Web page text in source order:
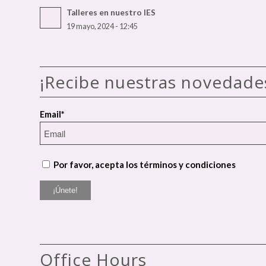
Talleres en nuestro IES
19 mayo, 2024 - 12:45
¡Recibe nuestras
Email*
Por favor, acepta los términos y condiciones
Office Hours